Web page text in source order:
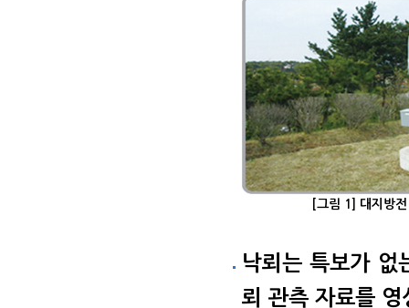
[그림 1] 대지방
낙뢰는 특보가 없
뢰 관측 자료를 영